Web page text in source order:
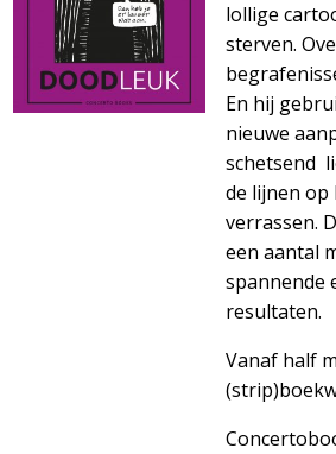
lollige
sterven.
En hij
nieuwe
schetsend
de lijnen
verrassen.
een aantal
spannende
resultaten.
Vanaf half